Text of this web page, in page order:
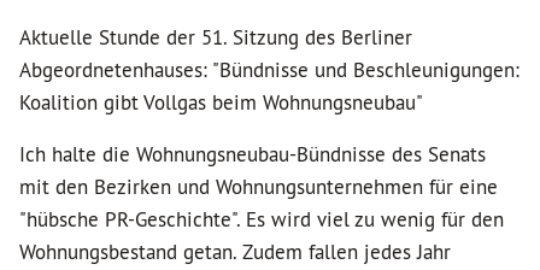
Aktuelle Stunde der 51. Sitzung des Berliner
Abgeordnetenhauses: "Bündnisse und Beschleunigungen:
Koalition gibt Vollgas beim Wohnungsneubau"
Ich halte die Wohnungsneubau-Bündnisse des Senats
mit den Bezirken und Wohnungsunternehmen für eine
"hübsche PR-Geschichte". Es wird viel zu wenig für den
Wohnungsbestand getan. Zudem fallen jedes Jahr